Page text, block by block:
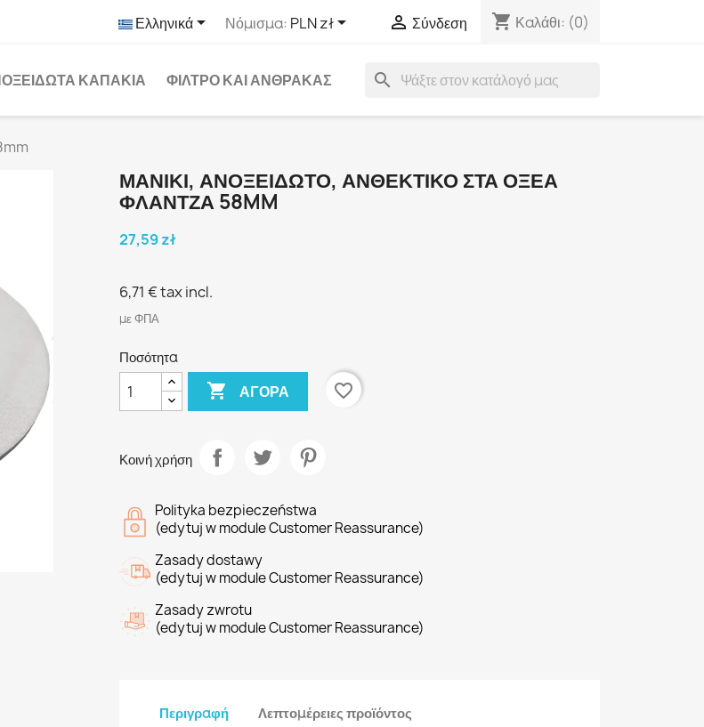
Ελληνικά Νόμισμα: PLN zł  Σύνδεση shopping_cart Καλάθι: (0)
search
ΚΑΠΆΚΙΑ ΦΊΛΤΡΟ ΚΑΙ ΆΝΘΡΑΚΑΣ
ΜΑΝΙΚΙ, ΑΝΟΞΕΊΔΩΤΟ, ΑΝΘΕΚΤΙΚΌ ΣΤΑ ΟΞΈΑ
ΦΛΆΝΤΖΑ 58MM
27,59 zł
6,71 €tax incl.
με ΦΠΑ
Ποσότητα
 ΑΓΟΡΆ favorite_border
Κοινή χρήση
Polityka bezpieczeństwa
(edytuj w module Customer Reassurance)
Zasady dostawy
(edytuj w module Customer Reassurance)
Zasady zwrotu
(edytuj w module Customer Reassurance)
Περιγραφή Λεπτομέρειες προϊόντος